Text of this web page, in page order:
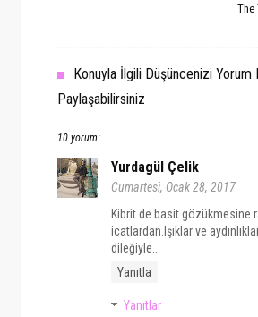
The
Konuyla İlgili Düşüncenizi Yorum
Paylaşabilirsiniz
10 yorum:
Yurdagül Çelik
Cumartesi, Ocak 28, 2017
Kibrit de basit gözükmesine
icatlardan.Işıklar ve
dileğiyle...
Yanıtla
Yanıtlar